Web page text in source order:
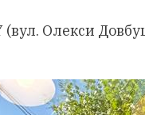
(вул. Олекси